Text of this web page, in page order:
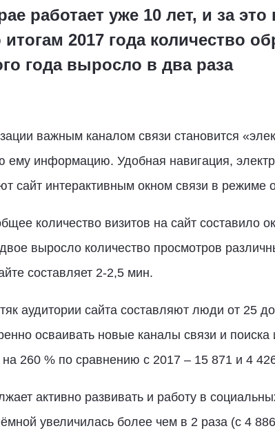
работает уже 10 лет, и за
2017 года количество
года выросло в два раза
важным каналом связи становится
ему информацию. Удобная навигация,
сайт интерактивным окном связи в режиме
количество визитов на сайт составило
выросло количество просмотров
составляет 2-2,5 мин.
аудитории сайта составляют люди от 25
осваивать новые каналы связи и
260 % по сравнению с 2017 – 15 871 и 4
активно развивать и работу в
увеличилась более чем в 2 раза (с 4